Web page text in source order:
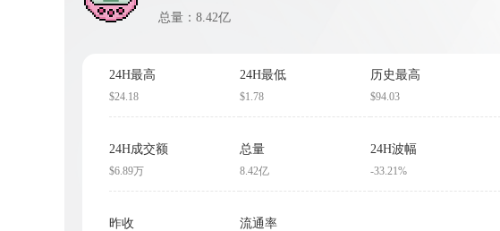
总量：8.42亿
24H最高
$24.18
24H最低
$1.78
历史最高
$94.03
24H成交额
$6.89万
总量
8.42亿
24H波幅
-33.21%
昨收 流通率